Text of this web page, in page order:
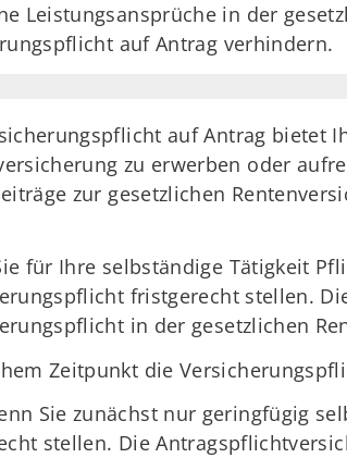
Leistungsansprüche in der
auf Antrag verhindern.
auf Antrag bietet
zu erwerben oder
zur gesetzlichen
für Ihre selbständige Tätigkeit
fristgerecht stellen.
in der gesetzlichen
Zeitpunkt die
Sie zunächst nur geringfügig
stellen. Die